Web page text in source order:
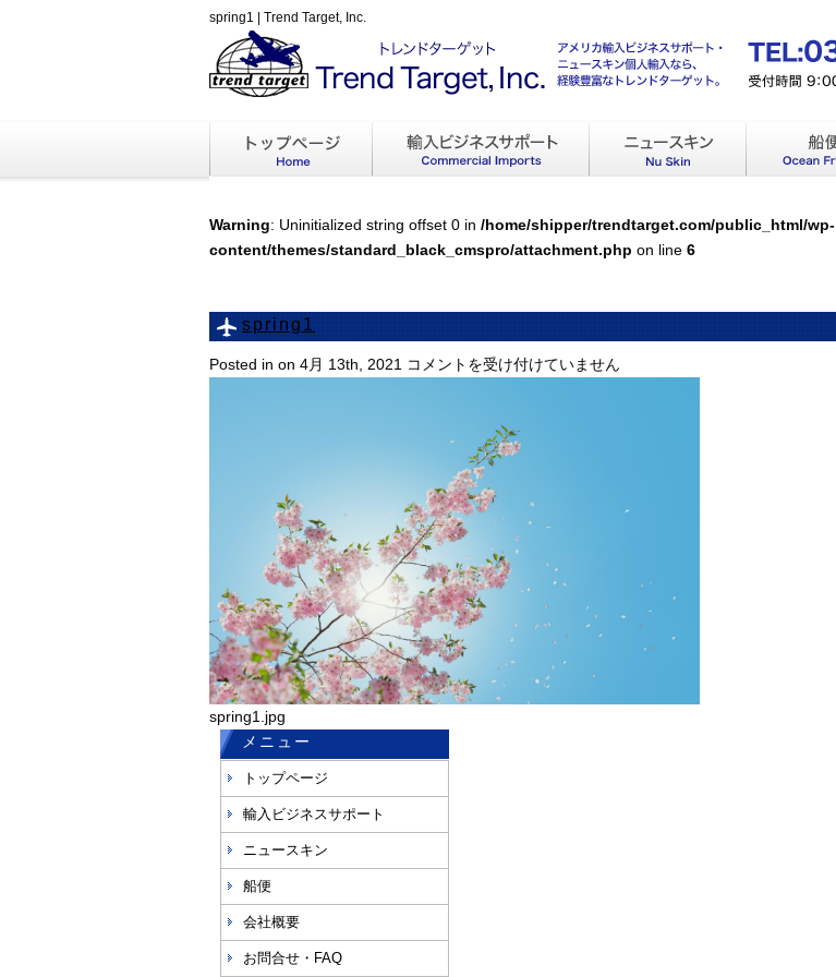
spring1 | Trend Target, Inc.
Warning: Uninitialized string offset 0 in /home/shipper/trendtarget.com/public_html/wp-
content/themes/standard_black_cmspro/attachment.php on line 6
spring1
Posted in on 4月 13th, 2021 spring1
コメントを受け付けていません
spring1.jpg
メニュー
トップページ
輸入ビジネスサポート
ニュースキン
船便
会社概要
お問合せ・FAQ